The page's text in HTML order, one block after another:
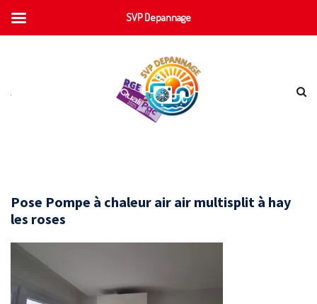
Pose Pompe à chaleur air air multisplit à hay
les roses
SVP Depannage